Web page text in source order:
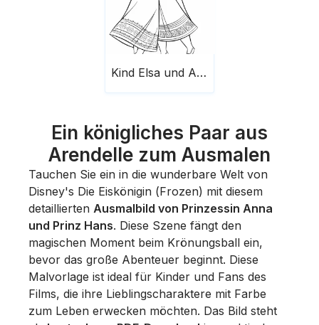
Kind Elsa und Anna skaliert
Ein königliches Paar aus
Arendelle zum Ausmalen
Tauchen Sie ein in die wunderbare Welt von
Disney's Die Eiskönigin (Frozen) mit diesem
detaillierten Ausmalbild von Prinzessin Anna
und Prinz Hans. Diese Szene fängt den
magischen Moment beim Krönungsball ein,
bevor das große Abenteuer beginnt. Diese
Malvorlage ist ideal für Kinder und Fans des
Films, die ihre Lieblingscharaktere mit Farbe
zum Leben erwecken möchten. Das Bild steht